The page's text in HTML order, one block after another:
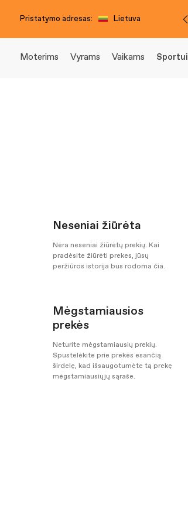
Pristatymo adresas: Lietuva
Moterims Vyrams Vaikams Sportui
Neseniai žiūrėta
Nėra neseniai žiūrėtų prekių. Kai
pradėsite žiūrėti prekes, jūsų
peržiūros istorija bus rodoma čia.
Mėgstamiausios
prekės
Neturite mėgstamiausių prekių.
Spustelėkite prie prekės esančią
širdelę, kad išsaugotumėte tą prekę
mėgstamiausiųjų sąraše.